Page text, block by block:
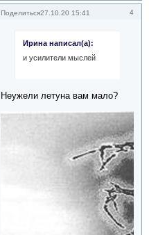
Поделиться 4
27.10.20 15:41
Ирина написал(а):
и усилители мыслей
Неужели летуна вам мало?